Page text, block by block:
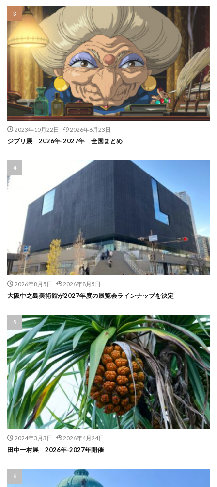
2023年10月22日 2026年6月23日
ジブリ展 2026年-2027年 全国まとめ
2026年8月5日 2026年8月5日
大阪中之島美術館が2027年度の展覧会ラインナップを決定
2024年3月3日 2026年4月24日
田中一村展 2026年-2027年開催